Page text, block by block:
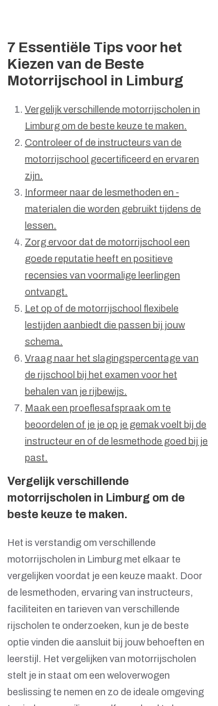
7 Essentiële Tips voor het
Kiezen van de Beste
Motorrijschool in Limburg
Vergelijk verschillende motorrijscholen in
Limburg om de beste keuze te maken.
Controleer of de instructeurs van de
motorrijschool gecertificeerd en ervaren
zijn.
Informeer naar de lesmethoden en -
materialen die worden gebruikt tijdens de
lessen.
Zorg ervoor dat de motorrijschool een
goede reputatie heeft en positieve
recensies van voormalige leerlingen
ontvangt.
Let op of de motorrijschool flexibele
lestijden aanbiedt die passen bij jouw
schema.
Vraag naar het slagingspercentage van
de rijschool bij het examen voor het
behalen van je rijbewijs.
Maak een proeflesafspraak om te
beoordelen of je je op je gemak voelt bij de
instructeur en of de lesmethode goed bij je
past.
Vergelijk verschillende
motorrijscholen in Limburg om de
beste keuze te maken.
Het is verstandig om verschillende
motorrijscholen in Limburg met elkaar te
vergelijken voordat je een keuze maakt. Door
de lesmethoden, ervaring van instructeurs,
faciliteiten en tarieven van verschillende
rijscholen te onderzoeken, kun je de beste
optie vinden die aansluit bij jouw behoeften en
leerstijl. Het vergelijken van motorrijscholen
stelt je in staat om een weloverwogen
beslissing te nemen en zo de ideale omgeving